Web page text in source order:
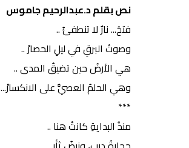
نص بقلم د.عبدالرحيم جاموس
فتحُ... نارٌ لا تنطفئُ ..
وصوتُ البرقِ في ليلِ الحصارْ ..
هي الأرضُ حين تضيقُ المدى ..
وهي الحلمُ العصيُّ على الانكسارْ...
***
منذُ البدايةِ كانتْ هنا ..